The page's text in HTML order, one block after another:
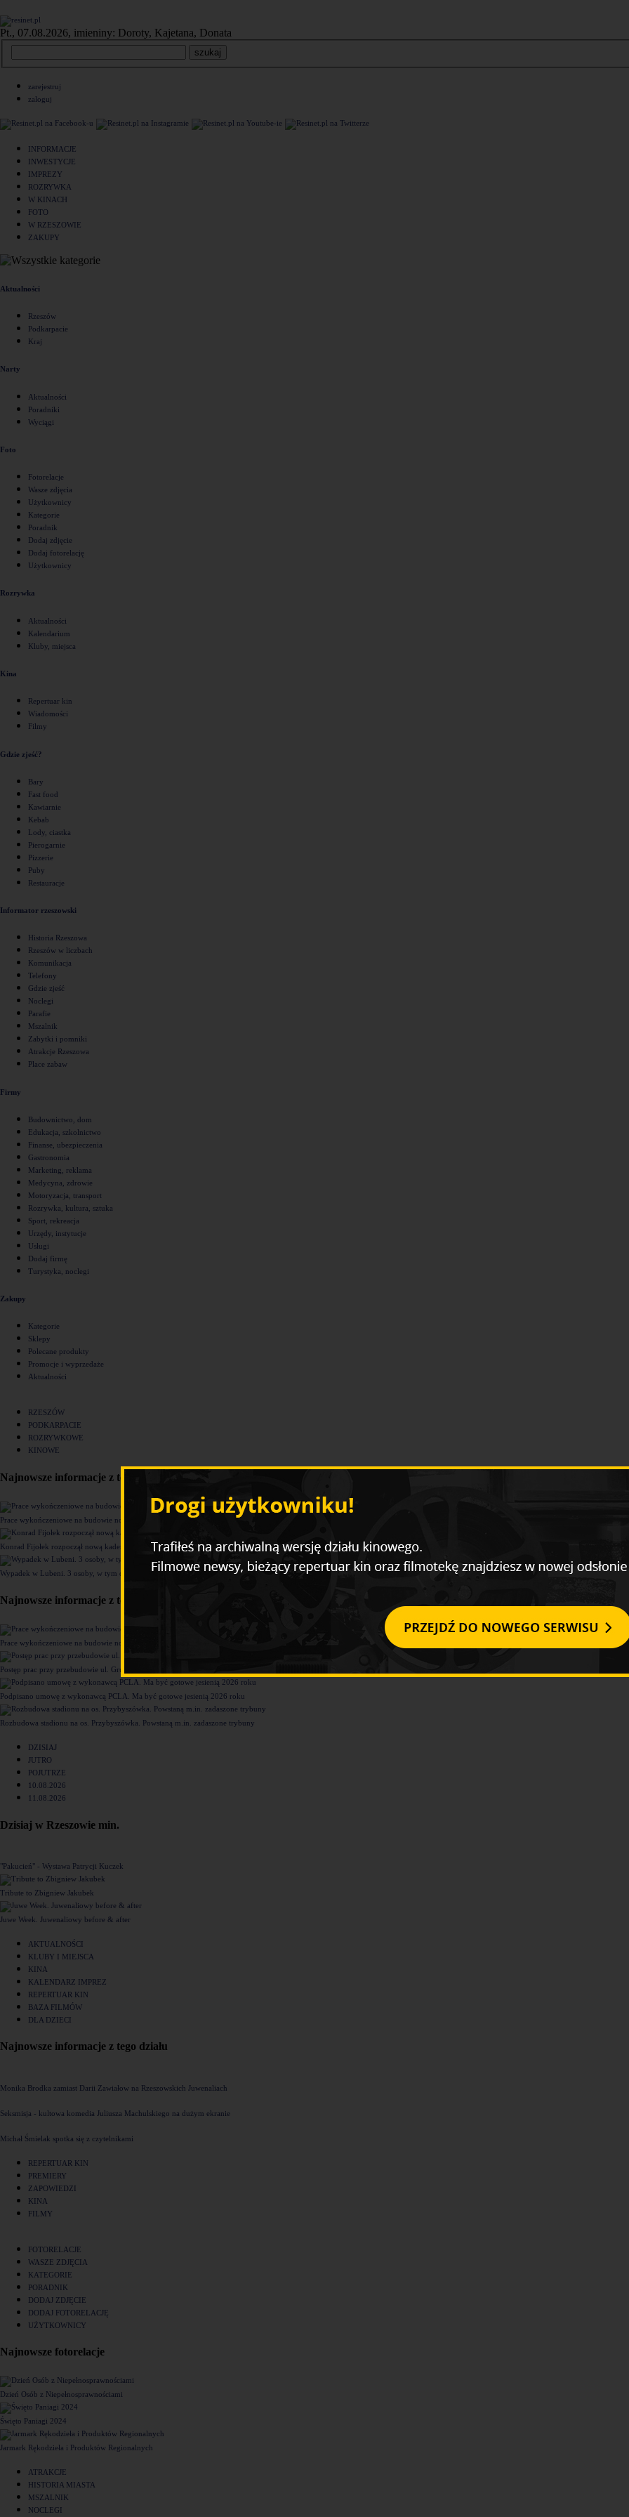
Pt., 07.08.2026, imieniny: Doroty, Kajetana, Donata
zarejestruj
zaloguj
INFORMACJE
INWESTYCJE
IMPREZY
ROZRYWKA
W KINACH
FOTO
W RZESZOWIE
ZAKUPY
Aktualności
Rzeszów
Podkarpacie
Kraj
Narty
Aktualności
Poradniki
Wyciągi
Foto
Fotorelacje
Wasze zdjęcia
Użytkownicy
Kategorie
Poradnik
Dodaj zdjęcie
Dodaj fotorelację
Użytkownicy
Rozrywka
Aktualności
Kalendarium
Kluby, miejsca
Kina
Repertuar kin
Wiadomości
Filmy
Gdzie zjeść?
Bary
Fast food
Kawiarnie
Kebab
Lody, ciastka
Pierogarnie
Pizzerie
Puby
Restauracje
Informator rzeszowski
Historia Rzeszowa
Rzeszów w liczbach
Komunikacja
Telefony
Gdzie zjeść
Noclegi
Parafie
Mszalnik
Zabytki i pomniki
Atrakcje Rzeszowa
Place zabaw
Firmy
Budownictwo, dom
Edukacja, szkolnictwo
Finanse, ubezpieczenia
Gastronomia
Marketing, reklama
Medycyna, zdrowie
Motoryzacja, transport
Rozrywka, kultura, sztuka
Sport, rekreacja
Urzędy, instytucje
Usługi
Dodaj firmę
Turystyka, noclegi
Zakupy
Kategorie
Sklepy
Polecane produkty
Promocje i wyprzedaże
Aktualności
RZESZÓW
PODKARPACIE
ROZRYWKOWE
KINOWE
Najnowsze informacje z tego działu
Prace wykończeniowe na budowie nowego komisariatu Policji w Rzeszowie [ZDJĘCIA]
Konrad Fijołek rozpoczął nową kadencję. "Chcę rozwijać 4 filary funkcjonowania miasta"
Wypadek w Lubeni. 3 osoby, w tym dziecko trafiły do szpitala
Najnowsze informacje z tego działu
Prace wykończeniowe na budowie nowego komisariatu Policji w Rzeszowie [ZDJĘCIA]
Postęp prac przy przebudowie ul. Grunwaldzkiej [ZDJĘCIA]
Podpisano umowę z wykonawcą PCLA. Ma być gotowe jesienią 2026 roku
Rozbudowa stadionu na os. Przybyszówka. Powstaną m.in. zadaszone trybuny
DZISIAJ
JUTRO
POJUTRZE
10.08.2026
11.08.2026
Dzisiaj w Rzeszowie min.
"Pakucień" - Wystawa Patrycji Kuczek
Tribute to Zbigniew Jakubek
Juwe Week. Juwenaliowy before & after
AKTUALNOŚCI
KLUBY I MIEJSCA
KINA
KALENDARZ IMPREZ
REPERTUAR KIN
BAZA FILMÓW
DLA DZIECI
Najnowsze informacje z tego działu
Monika Brodka zamiast Darii Zawiałow na Rzeszowskich Juwenaliach
Seksmisja - kultowa komedia Juliusza Machulskiego na dużym ekranie
Michał Śmielak spotka się z czytelnikami
REPERTUAR KIN
PREMIERY
ZAPOWIEDZI
KINA
FILMY
FOTORELACJE
WASZE ZDJĘCIA
KATEGORIE
PORADNIK
DODAJ ZDJĘCIE
DODAJ FOTORELACJĘ
UŻYTKOWNICY
Najnowsze fotorelacje
Dzień Osób z Niepełnosprawnościami
Święto Paniagi 2024
Jarmark Rękodzieła i Produktów Regionalnych
ATRAKCJE
HISTORIA MIASTA
MSZALNIK
NOCLEGI